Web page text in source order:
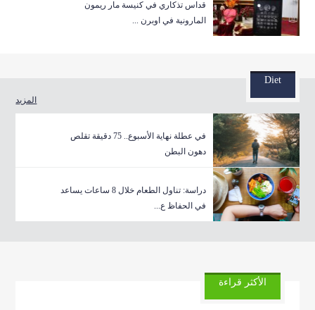
قداس تذكاري في كنيسة مار ريمون
المارونية في اوبرن ...
Diet
المزيد
في عطلة نهاية الأسبوع.. 75 دقيقة تقلص
دهون البطن
دراسة: تناول الطعام خلال 8 ساعات يساعد
في الحفاظ ع...
الأكثر قراءة